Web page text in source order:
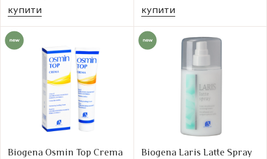
купити
купити
Biogena Osmin Top Crema
Biogena Laris Latte Spray